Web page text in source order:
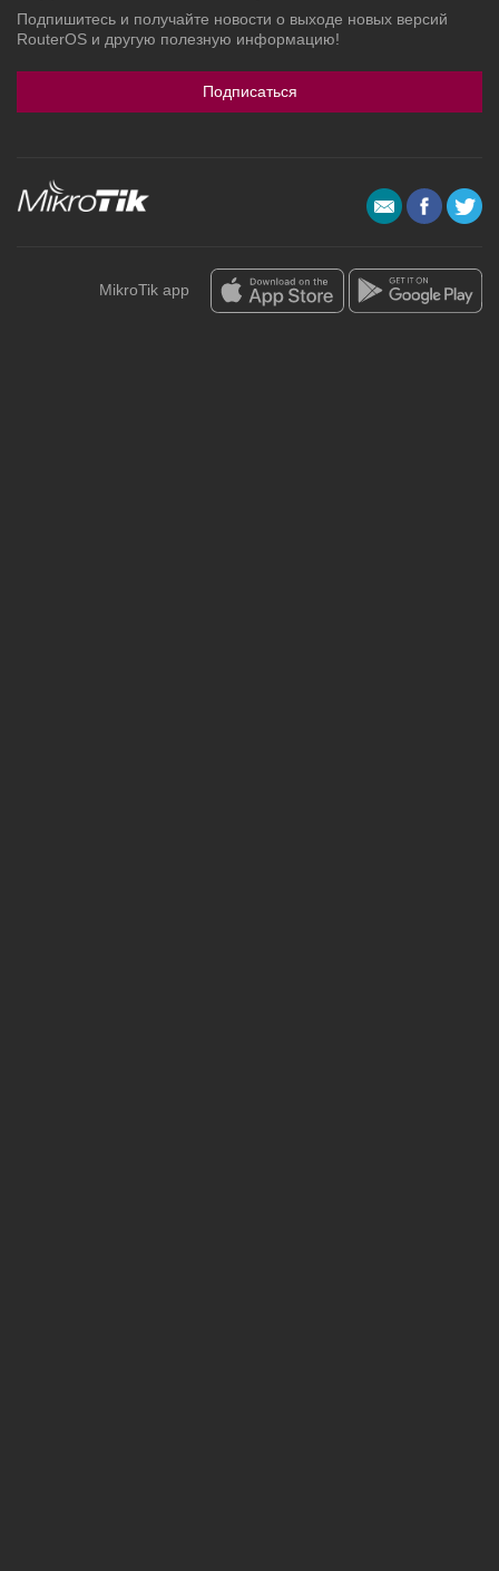
Подпишитесь и получайте новости о выходе новых версий
RouterOS и другую полезную информацию!
Подписаться
MikroTik app